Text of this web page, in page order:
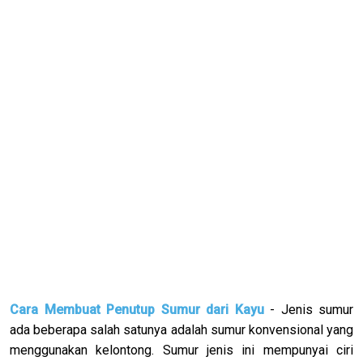
Cara Membuat Penutup Sumur dari Kayu- Jenis sumur
ada beberapa salah satunya adalah sumur konvensional yang
menggunakan kelontong. Sumur jenis ini mempunyai ciri